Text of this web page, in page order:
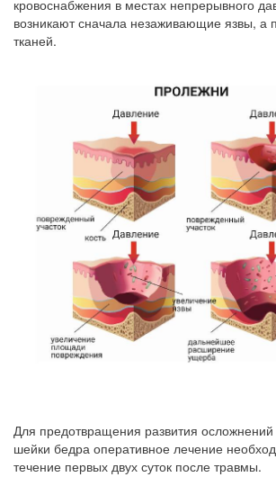
кровоснабжения в местах непрерывного
возникают сначала незаживающие язвы, а
тканей.
Для предотвращения развития
шейки бедра оперативное лечение
течение первых двух суток после травмы.